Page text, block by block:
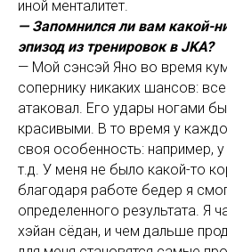
иной менталитет.
— Запомнился ли вам какой-
эпизод из тренировок в JKA?
— Мой сэнсэй Яно во время
сопернику никаких шансов:
атаковал. Его удары ногами
красивыми. В то время у
своя особенность: например,
т.д. У меня не было какой-то
благодаря работе бедер я
определенного результата. Я
хэйан сёдан, и чем дальше